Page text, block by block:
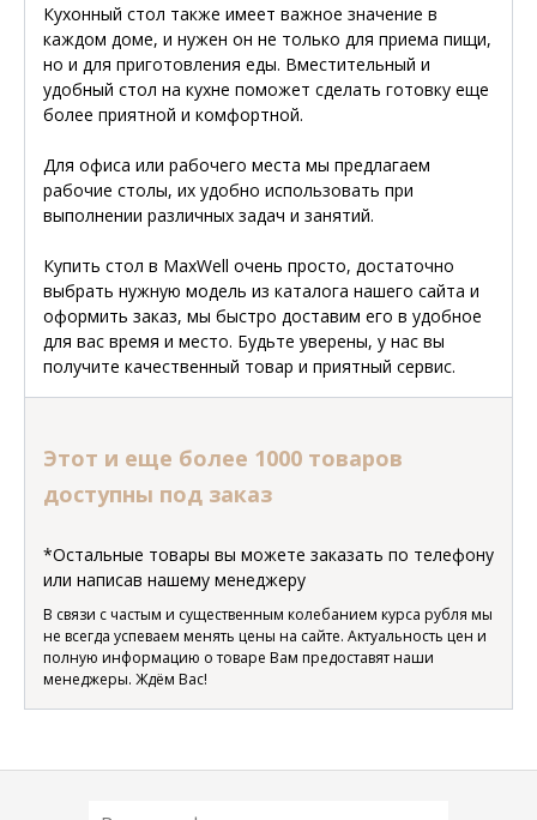
Кухонный стол также имеет важное значение в
каждом доме, и нужен он не только для приема пищи,
но и для приготовления еды. Вместительный и
удобный стол на кухне поможет сделать готовку еще
более приятной и комфортной.
Для офиса или рабочего места мы предлагаем
рабочие столы, их удобно использовать при
выполнении различных задач и занятий.
Купить стол в MaxWell очень просто, достаточно
выбрать нужную модель из каталога нашего сайта и
оформить заказ, мы быстро доставим его в удобное
для вас время и место. Будьте уверены, у нас вы
получите качественный товар и приятный сервис.
Этот и еще более 1000 товаров
доступны под заказ
*Остальные товары вы можете заказать по телефону
или написав нашему менеджеру
В связи с частым и существенным колебанием курса рубля мы
не всегда успеваем менять цены на сайте. Актуальность цен и
полную информацию о товаре Вам предоставят наши
менеджеры. Ждём Вас!